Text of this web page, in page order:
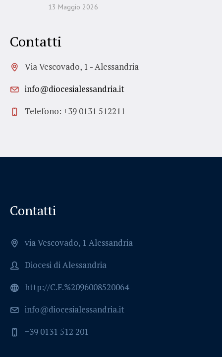
13 Maggio 2026
Contatti
Via Vescovado, 1 - Alessandria
info@diocesialessandria.it
Telefono: +39 0131 512211
Contatti
via Vescovado, 1 Alessandria
Diocesi di Alessandria
http://C.F.%2096008520064
info@diocesialessandria.it
+39 0131 512 201